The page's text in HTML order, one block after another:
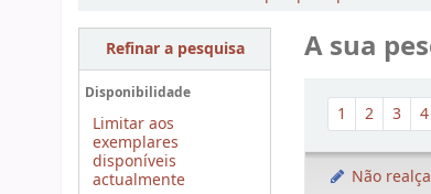
Refinar a pesquisa
Disponibilidade
Limitar aos
exemplares
disponíveis
actualmente
A sua
Ordenar
1 2 3 4
Não